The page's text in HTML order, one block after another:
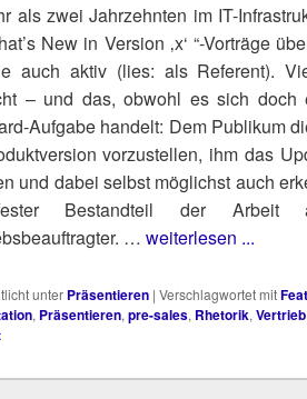
als zwei Jahr­zehn­ten im IT-
New in Ver­si­on ‚x‘ “-Vor­trä­ge
auch aktiv (lies: als Refe­rent).
– und das, obwohl es sich doch
Auf­ga­be han­delt: Dem Publi­kum
vor­zu­stel­len, ihm das
und dabei selbst mög­lichst auch
Bestand­teil der Arbeit
… weiterlesen ...
unter Präsentieren | Verschlagwortet mit
, Präsentieren, pre-sales, Rhetorik, Vertrieb